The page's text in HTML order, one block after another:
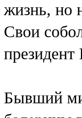
жизнь, но
Свои
Бывший